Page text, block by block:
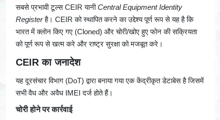
सबसे प्रभावी टूल्स CEIR यानीCentral Equipment Identity
Registerहै। CEIR को स्थापित करने का उद्देश्य पूर्ण रूप से यह है कि
भारत में क्लोन किए गए (Cloned) और चोरी/खोए हुए फोन की सक्रियता
को पूर्ण रूप से खत्म करे और राष्ट्र सुरक्षा को मजबूत करे।
CEIR का जनादेश
यह दूरसंचार विभाग (DoT) द्वारा बनाया गया एक केंद्रीकृत डेटाबेस है जिसमें
सभी वैध और अवैध IMEI दर्ज होते हैं।
चोरी होने पर कार्रवाई